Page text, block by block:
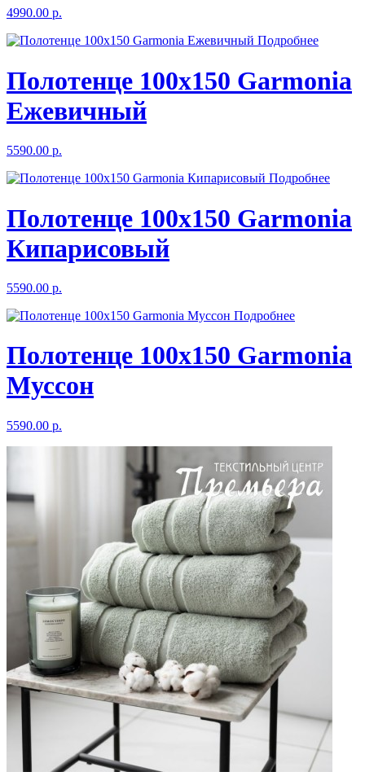
4990.00 р.
Подробнее
Полотенце 100х150 Garmonia
Ежевичный
5590.00 р.
Подробнее
Полотенце 100х150 Garmonia
Кипарисовый
5590.00 р.
Подробнее
Полотенце 100х150 Garmonia
Муссон
5590.00 р.